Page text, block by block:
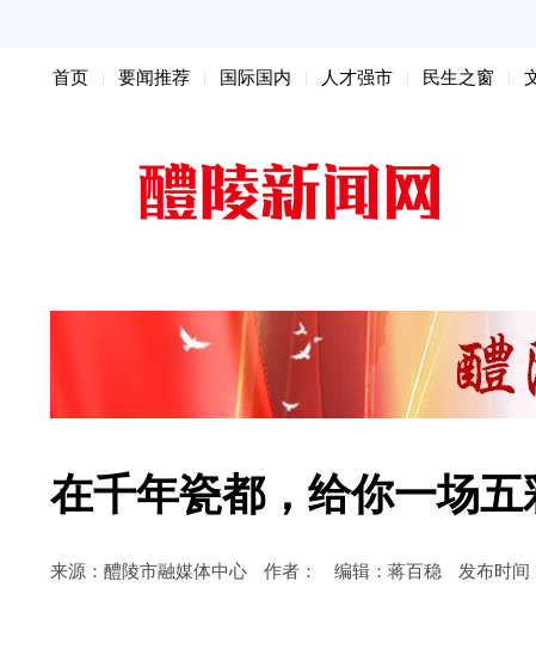
首页 要闻推荐 国际国内 人才强市 民生之窗
在千年瓷都，给你一场
来源：醴陵市融媒体中心 作者： 编辑：蒋百稳 发布时间